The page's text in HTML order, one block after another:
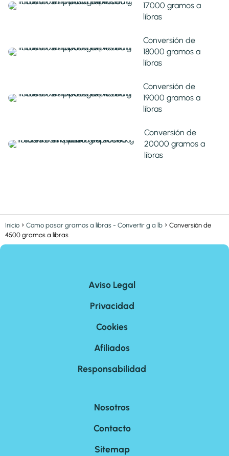
17000 gramos a
libras
Conversión de
18000 gramos a
libras
Conversión de
19000 gramos a
libras
Conversión de
20000 gramos a
libras
Inicio Como pasar gramos a libras - Convertir g a lb
Conversión de
4500 gramos a libras
Aviso Legal
Privacidad
Cookies
Afiliados
Responsabilidad
Nosotros
Contacto
Sitemap